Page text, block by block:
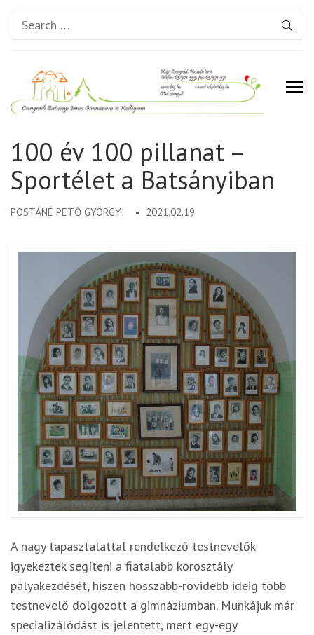
Search
for:
Gimnázium és Kollégium
100 év 100 pillanat –
Sportélet a Batsányiban
POSTÁNÉ PETŐ GYÖRGYI 2021.02.19.
A nagy tapasztalattal rendelkező testnevelők
igyekeztek segíteni a fiatalabb korosztály
pályakezdését, hiszen hosszabb-rövidebb ideig több
testnevelő dolgozott a gimnáziumban. Munkájuk már
specializálódást is jelentett, mert egy-egy